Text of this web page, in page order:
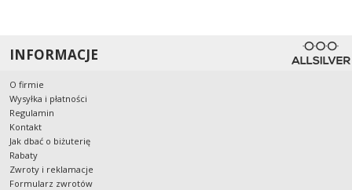
INFORMACJE
O firmie
Wysyłka i płatności
Regulamin
Kontakt
Jak dbać o biżuterię
Rabaty
Zwroty i reklamacje
Formularz zwrotów